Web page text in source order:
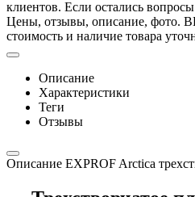
клиентов. Если остались
Цены, отзывы, описание,
стоимость и наличие товара
Описание
Характеристики
Теги
Отзывы
Описание EXPROF Arctica